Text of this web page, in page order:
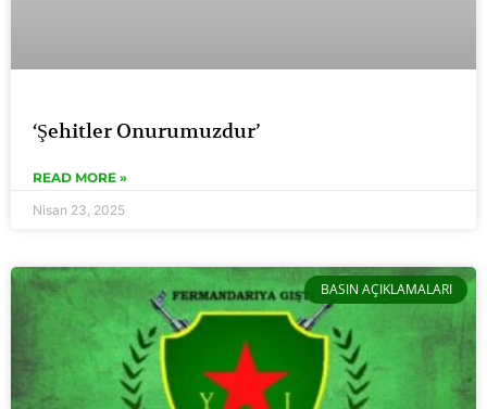
‘Şehitler Onurumuzdur’
READ MORE »
Nisan 23, 2025
BASIN AÇIKLAMALARI